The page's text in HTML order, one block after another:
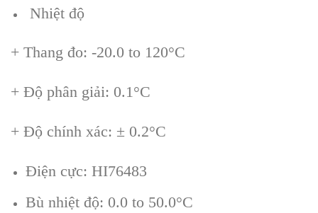
Nhiệt độ
+ Thang đo: -20.0 to 120°C
+ Độ phân giải: 0.1°C
+ Độ chính xác: ± 0.2°C
Điện cực: HI76483
Bù nhiệt độ: 0.0 to 50.0°C